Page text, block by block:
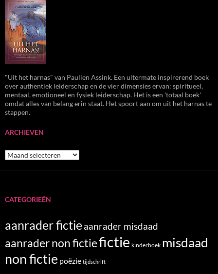
"Uit het harnas" van Paulien Assink. Een uitermate inspirerend boek
over authentiek leiderschap en de vier dimensies ervan: spiritueel,
mentaal, emotioneel en fysiek leiderschap. Het is een 'totaal boek'
omdat alles van belang erin staat. Het spoort aan om uit het harnas te
stappen.
ARCHIEVEN
Archieven
CATEGORIEËN
aanrader fictie aanrader misdaad
aanrader non fictiefictie kinderboek misdaad
non fictie poëzie tijdschrift